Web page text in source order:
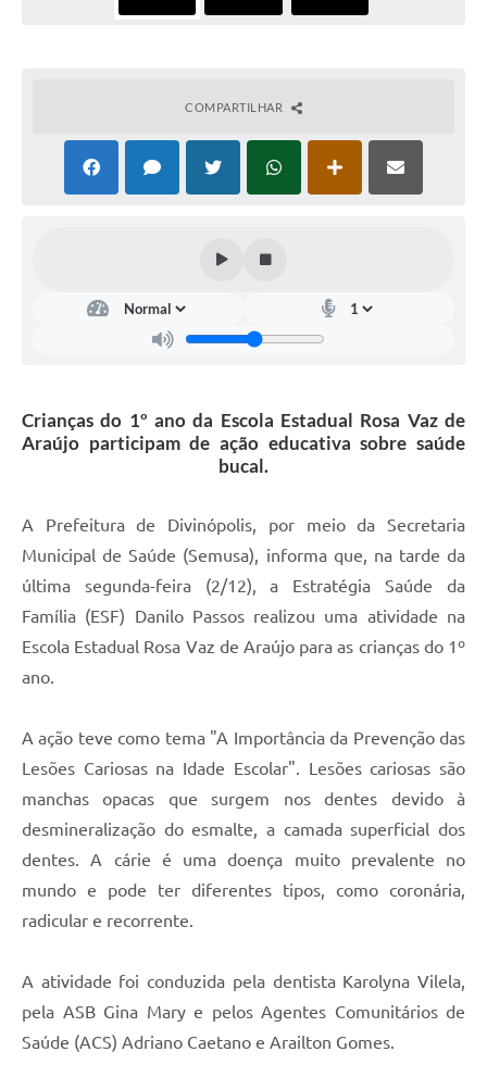
COMPARTILHAR
Crianças do 1º ano da Escola Estadual Rosa Vaz de
Araújo participam de ação educativa sobre saúde
bucal.
A Prefeitura de Divinópolis, por meio da Secretaria
Municipal de Saúde (Semusa), informa que, na tarde da
última segunda-feira (2/12), a Estratégia Saúde da
Família (ESF) Danilo Passos realizou uma atividade na
Escola Estadual Rosa Vaz de Araújo para as crianças do 1º
ano.
A ação teve como tema "A Importância da Prevenção das
Lesões Cariosas na Idade Escolar". Lesões cariosas são
manchas opacas que surgem nos dentes devido à
desmineralização do esmalte, a camada superficial dos
dentes. A cárie é uma doença muito prevalente no
mundo e pode ter diferentes tipos, como coronária,
radicular e recorrente.
A atividade foi conduzida pela dentista Karolyna Vilela,
pela ASB Gina Mary e pelos Agentes Comunitários de
Saúde (ACS) Adriano Caetano e Arailton Gomes.